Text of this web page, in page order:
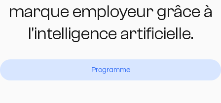
marque employeur grâce à
l'intelligence artificielle.
Programme